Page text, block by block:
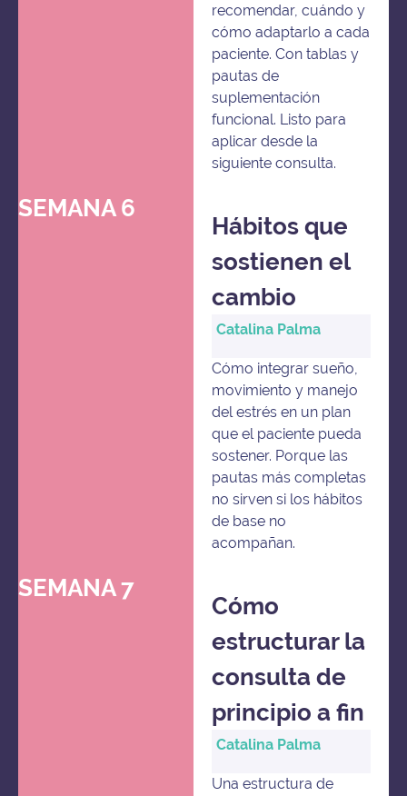
recomendar, cuándo y
cómo adaptarlo a cada
paciente. Con tablas y
pautas de
suplementación
funcional. Listo para
aplicar desde la
siguiente consulta.
SEMANA 6
Hábitos que
sostienen el
cambio
Catalina Palma
Cómo integrar sueño,
movimiento y manejo
del estrés en un plan
que el paciente pueda
sostener. Porque las
pautas más completas
no sirven si los hábitos
de base no
acompañan.
SEMANA 7
Cómo
estructurar la
consulta de
principio a fin
Catalina Palma
Una estructura de